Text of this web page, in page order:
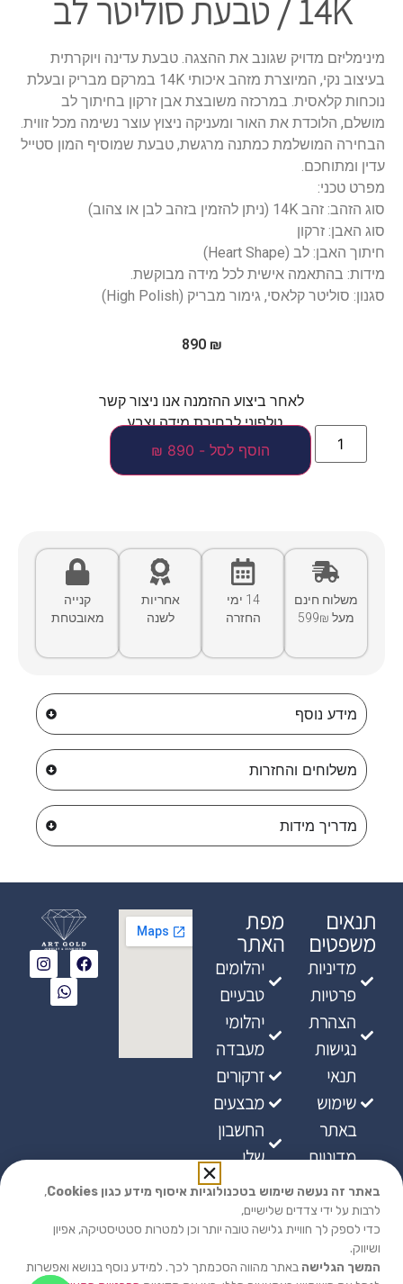
14K / טבעת סוליטר לב
מינימליזם מדויק שגונב את ההצגה. טבעת עדינה ויוקרתית
בעיצוב נקי, המיוצרת מזהב איכותי 14K במרקם מבריק ובעלת
נוכחות קלאסית. במרכזה משובצת אבן זרקון בחיתוך לב
מושלם, הלוכדת את האור ומעניקה ניצוץ עוצר נשימה מכל זווית.
הבחירה המושלמת כמתנה מרגשת, טבעת שמוסיף המון סטייל
עדין ומתוחכם.
מפרט טכני:
סוג הזהב: זהב 14K (ניתן להזמין בזהב לבן או צהוב)
סוג האבן: זרקון
חיתוך האבן: לב (Heart Shape)
מידות: בהתאמה אישית לכל מידה מבוקשת.
סגנון: סוליטר קלאסי, גימור מבריק (High Polish)
890 ₪
לאחר ביצוע ההזמנה אנו ניצור קשר
טלפוני לבחירת מידה וצבע.
הוסף לסל - 890 ₪
קנייה
מאובטחת
אחריות
לשנה
14 ימי
החזרה
משלוח חינם
מעל 599₪
מידע נוסף
משלוחים והחזרות
מדריך מידות
מפת
האתר
יהלומים
טבעיים
יהלומי
מעבדה
זרקורים
מבצעים
החשבון
שלי
תנאים
משפטים
מדיניות
פרטיות
הצהרת
נגישות
תנאי
שימוש
באתר
מדיניות
ביטולים
מדיניות
אספקת
מוצרים
באתר זה נעשה שימוש בטכנולוגיות איסוף מידע כגון Cookies
,
לרבות על ידי צדדים שלישיים,
כדי לספק לך חוויית גלישה טובה יותר וכן למטרות סטטיסטיקה, אפיון
ושיווק.
המשך הגלישה באתר מהווה הסכמתך לכך. למידע נוסף בנושא ואפשרות